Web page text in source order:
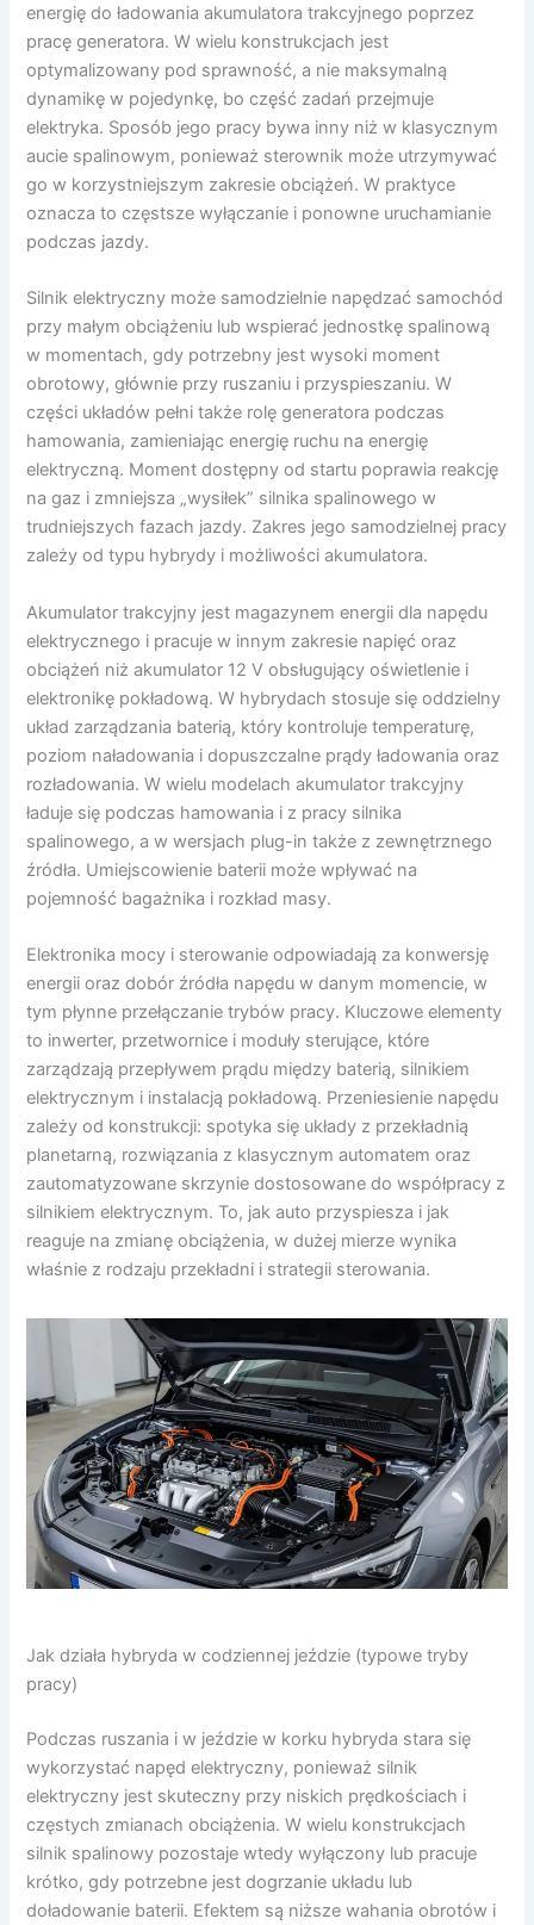
energię do ładowania akumulatora trakcyjnego poprzez
pracę generatora. W wielu konstrukcjach jest
optymalizowany pod sprawność, a nie maksymalną
dynamikę w pojedynkę, bo część zadań przejmuje
elektryka. Sposób jego pracy bywa inny niż w klasycznym
aucie spalinowym, ponieważ sterownik może utrzymywać
go w korzystniejszym zakresie obciążeń. W praktyce
oznacza to częstsze wyłączanie i ponowne uruchamianie
podczas jazdy.
Silnik elektryczny może samodzielnie napędzać samochód
przy małym obciążeniu lub wspierać jednostkę spalinową
w momentach, gdy potrzebny jest wysoki moment
obrotowy, głównie przy ruszaniu i przyspieszaniu. W
części układów pełni także rolę generatora podczas
hamowania, zamieniając energię ruchu na energię
elektryczną. Moment dostępny od startu poprawia reakcję
na gaz i zmniejsza „wysiłek” silnika spalinowego w
trudniejszych fazach jazdy. Zakres jego samodzielnej pracy
zależy od typu hybrydy i możliwości akumulatora.
Akumulator trakcyjny jest magazynem energii dla napędu
elektrycznego i pracuje w innym zakresie napięć oraz
obciążeń niż akumulator 12 V obsługujący oświetlenie i
elektronikę pokładową. W hybrydach stosuje się oddzielny
układ zarządzania baterią, który kontroluje temperaturę,
poziom naładowania i dopuszczalne prądy ładowania oraz
rozładowania. W wielu modelach akumulator trakcyjny
ładuje się podczas hamowania i z pracy silnika
spalinowego, a w wersjach plug-in także z zewnętrznego
źródła. Umiejscowienie baterii może wpływać na
pojemność bagażnika i rozkład masy.
Elektronika mocy i sterowanie odpowiadają za konwersję
energii oraz dobór źródła napędu w danym momencie, w
tym płynne przełączanie trybów pracy. Kluczowe elementy
to inwerter, przetwornice i moduły sterujące, które
zarządzają przepływem prądu między baterią, silnikiem
elektrycznym i instalacją pokładową. Przeniesienie napędu
zależy od konstrukcji: spotyka się układy z przekładnią
planetarną, rozwiązania z klasycznym automatem oraz
zautomatyzowane skrzynie dostosowane do współpracy z
silnikiem elektrycznym. To, jak auto przyspiesza i jak
reaguje na zmianę obciążenia, w dużej mierze wynika
właśnie z rodzaju przekładni i strategii sterowania.
Jak działa hybryda w codziennej jeździe (typowe tryby
pracy)
Podczas ruszania i w jeździe w korku hybryda stara się
wykorzystać napęd elektryczny, ponieważ silnik
elektryczny jest skuteczny przy niskich prędkościach i
częstych zmianach obciążenia. W wielu konstrukcjach
silnik spalinowy pozostaje wtedy wyłączony lub pracuje
krótko, gdy potrzebne jest dogrzanie układu lub
doładowanie baterii. Efektem są niższe wahania obrotów i